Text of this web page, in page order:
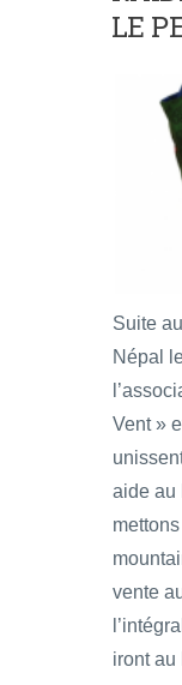
LE
Suite
Népal
Vent »
aide au
vente
iront